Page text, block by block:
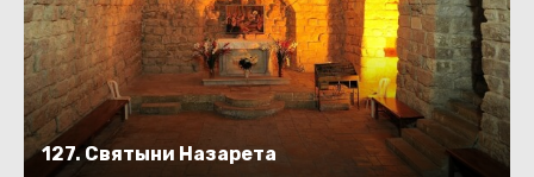
127. Святыни Назарета